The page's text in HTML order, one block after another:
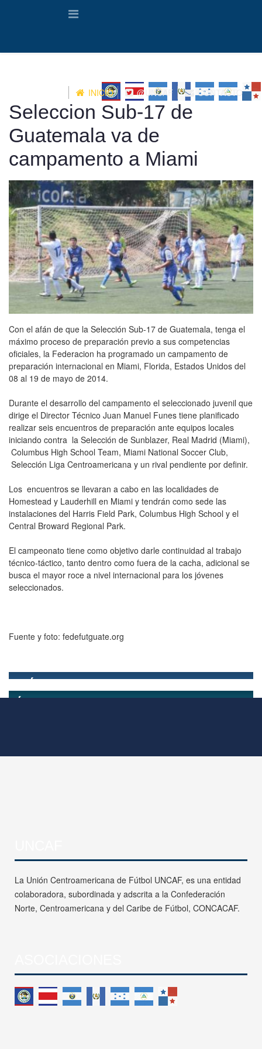
INICIO @UNCAF CONTACTO
Seleccion Sub-17 de
Guatemala va de
campamento a Miami
Con el afán de que la Selección Sub-17 de Guatemala, tenga el
máximo proceso de preparación previo a sus competencias
oficiales, la Federacion ha programado un campamento de
preparación internacional en Miami, Florida, Estados Unidos del
08 al 19 de mayo de 2014.
Durante el desarrollo del campamento el seleccionado juvenil que
dirige el Director Técnico Juan Manuel Funes tiene planificado
realizar seis encuentros de preparación ante equipos locales
iniciando contra la Selección de Sunblazer, Real Madrid (Miami),
Columbus High School Team, Miami National Soccer Club,
Selección Liga Centroamericana y un rival pendiente por definir.
Los encuentros se llevaran a cabo en las localidades de
Homestead y Lauderhill en Miami y tendrán como sede las
instalaciones del Harris Field Park, Columbus High School y el
Central Broward Regional Park.
El campeonato tiene como objetivo darle continuidad al trabajo
técnico-táctico, tanto dentro como fuera de la cacha, adicional se
busca el mayor roce a nivel internacional para los jóvenes
seleccionados.
Fuente y foto: fedefutguate.org
La Unión Centroamericana de Fútbol UNCAF, es una entidad
colaboradora, subordinada y adscrita a la Confederación
Norte, Centroamericana y del Caribe de Fútbol, CONCACAF.